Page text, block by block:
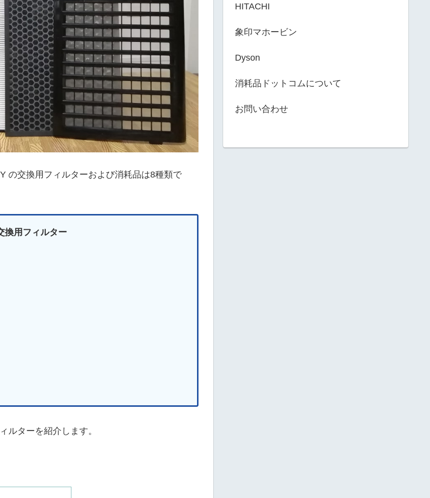
の交換用フィルターおよび消耗品は8種類で
換用フィルター
ルターを紹介します。
HITACHI
象印マホービン
Dyson
消耗品ドットコムについて
お問い合わせ